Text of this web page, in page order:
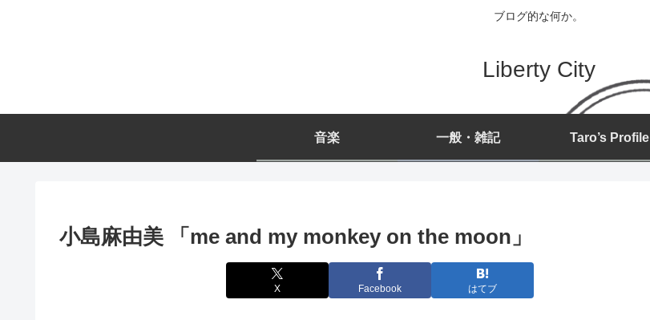
ブログ的な何か。
Liberty City
音楽 一般・雑記 Taro’s Profile
小島麻由美 「me and my monkey on the moon」
X Facebook はてブ